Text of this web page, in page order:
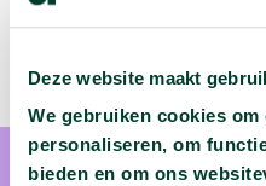
Deze website maakt
We gebruiken cookies
personaliseren, om
bieden en om ons